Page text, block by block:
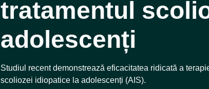
tratamentul
adolescenți
Studiul recent demonstrează eficacitatea ridicată a
scoliozei idiopatice la adolescenți (AIS).